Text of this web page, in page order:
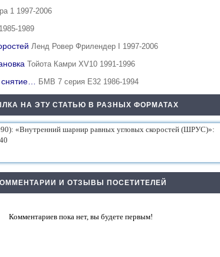
1 1997-2006
1989
Ленд Ровер Фрилендер I 1997-2006
Тойота Камри XV10 1991-1996
БМВ 7 серия Е32 1986-1994
НА ЭТУ СТАТЬЮ В РАЗНЫХ ФОРМАТАХ
И ОТЗЫВЫ ПОСЕТИТЕЛЕЙ
Комментариев пока нет, вы будете первым!